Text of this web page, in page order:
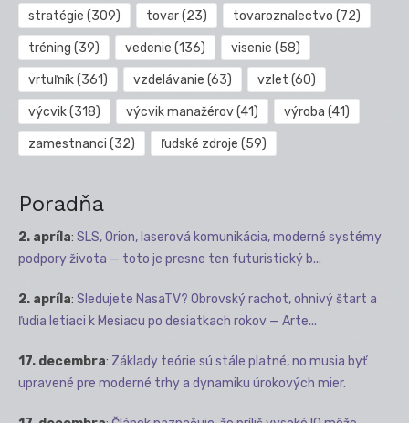
stratégie (309) tovar(23) tovaroznalectvo (72)
tréning (39) vedenie (136) visenie (58)
vrtuľník(361) vzdelávanie (63) vzlet (60)
výcvik(318) výcvik manažérov(41) výroba (41)
zamestnanci (32) ľudské zdroje (59)
Poradňa
2. apríla: SLS, Orion, laserová komunikácia, moderné systémy
podpory života — toto je presne ten futuristický b...
2. apríla: Sledujete NasaTV? Obrovský rachot, ohnivý štart a
ľudia letiaci k Mesiacu po desiatkach rokov — Arte...
17. decembra: Základy teórie sú stále platné, no musia byť
upravené pre moderné trhy a dynamiku úrokových mier.